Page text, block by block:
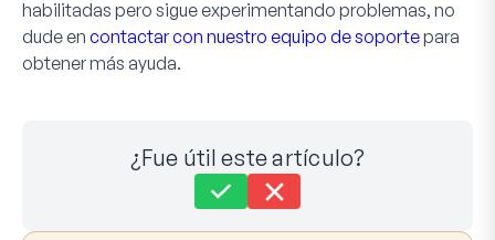
habilitadas pero sigue experimentando problemas, no
dude en contactar con nuestro equipo de soportepara
obtener más ayuda.
¿Fue útil este artículo?